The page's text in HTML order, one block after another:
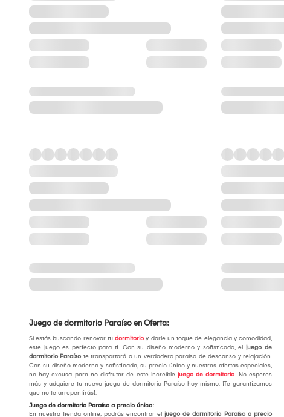
Juego de dormitorio Paraíso en Oferta:
Si estás buscando renovar tu dormitorio y darle un toque de elegancia y comodidad,
este juego es perfecto para ti. Con su diseño moderno y sofisticado, el juego de
dormitorio Paraíso te transportará a un verdadero paraíso de descanso y relajación.
Con su diseño moderno y sofisticado, su precio único y nuestras ofertas especiales,
no hay excusa para no disfrutar de este increíble juego de dormitorio. No esperes
más y adquiere tu nuevo juego de dormitorio Paraíso hoy mismo. ¡Te garantizamos
que no te arrepentirás!.
Juego de dormitorio Paraíso a precio único:
En nuestra tienda online, podrás encontrar el juego de dormitorio Paraíso a precio